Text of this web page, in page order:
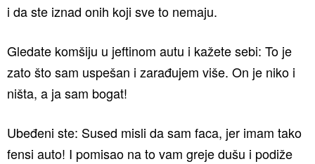
i da ste iznad onih koji sve to nemaju.
Gledate komšiju u jeftinom autu i kažete sebi: To je
zato što sam uspešan i zarađujem više. On je niko i
ništa, a ja sam bogat!
Ubeđeni ste: Sused misli da sam faca, jer imam tako
fensi auto! I pomisao na to vam greje dušu i podiže